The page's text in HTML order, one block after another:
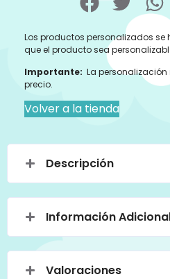
Los productos personalizados
que el producto sea
Importante: La
precio.
Volver a la tienda
Descripción
Información
Valoraciones